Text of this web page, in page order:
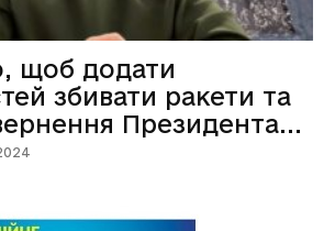
щоб додати
збивати ракети та
Президента...